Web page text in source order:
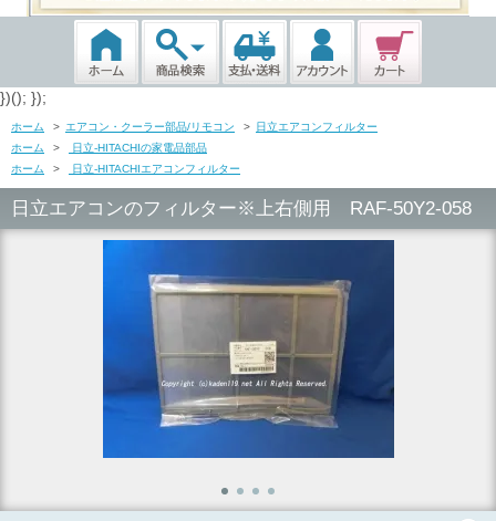
})(); });
ホーム > エアコン・クーラー部品/リモコン > 日立エアコンフィルター
ホーム
>
日立-HITACHIの家電品部品
ホーム
> 日立-HITACHIエアコンフィルター
日立エアコンのフィルター※上右側用 RAF-50Y2-058